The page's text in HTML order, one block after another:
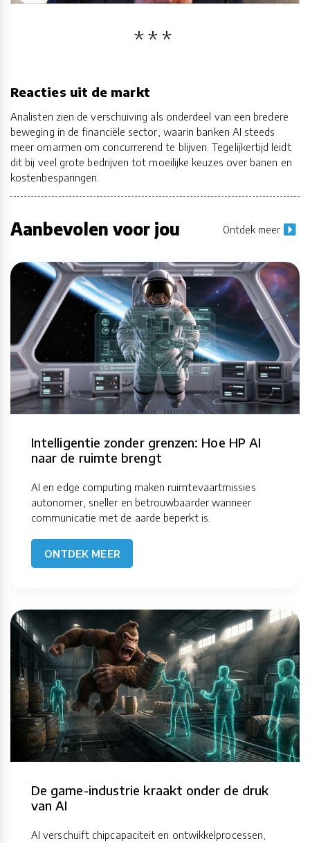
Reacties uit de markt
Analisten zien de verschuiving als onderdeel van een bredere
beweging in de financiële sector, waarin banken AI steeds
meer omarmen om concurrerend te blijven. Tegelijkertijd leidt
dit bij veel grote bedrijven tot moeilijke keuzes over banen en
kostenbesparingen.
Aanbevolen voor jou Ontdek meer
Intelligentie zonder grenzen: Hoe HP AI
naar de ruimte brengt
AI en edge computing maken ruimtevaartmissies
autonomer, sneller en betrouwbaarder wanneer
communicatie met de aarde beperkt is.
ONTDEK MEER
De game-industrie kraakt onder de druk
van AI
AI verschuift chipcapaciteit en ontwikkelprocessen,